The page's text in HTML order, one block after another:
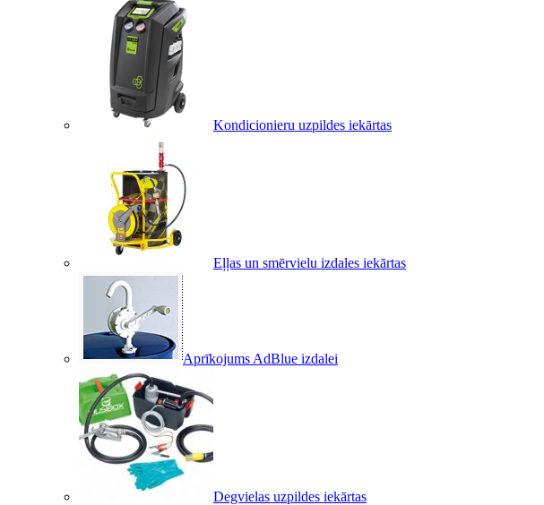
Kondicionieru uzpildes iekārtas
Eļļas un smērvielu izdales iekārtas
Aprīkojums AdBlue izdalei
Degvielas uzpildes iekārtas